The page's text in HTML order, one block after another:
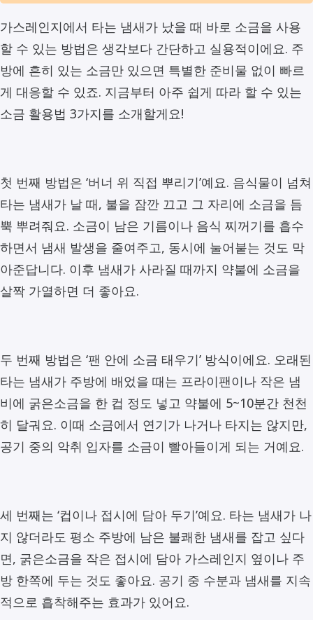
가스레인지에서 타는 냄새가 났을 때 바로 소금을 사용
할 수 있는 방법은 생각보다 간단하고 실용적이에요. 주
방에 흔히 있는 소금만 있으면 특별한 준비물 없이 빠르
게 대응할 수 있죠. 지금부터 아주 쉽게 따라 할 수 있는
소금 활용법 3가지를 소개할게요!
첫 번째 방법은 ‘버너 위 직접 뿌리기’예요. 음식물이 넘쳐
타는 냄새가 날 때, 불을 잠깐 끄고 그 자리에 소금을 듬
뿍 뿌려줘요. 소금이 남은 기름이나 음식 찌꺼기를 흡수
하면서 냄새 발생을 줄여주고, 동시에 눌어붙는 것도 막
아준답니다. 이후 냄새가 사라질 때까지 약불에 소금을
살짝 가열하면 더 좋아요.
두 번째 방법은 ‘팬 안에 소금 태우기’ 방식이에요. 오래된
타는 냄새가 주방에 배었을 때는 프라이팬이나 작은 냄
비에 굵은소금을 한 컵 정도 넣고 약불에 5~10분간 천천
히 달궈요. 이때 소금에서 연기가 나거나 타지는 않지만,
공기 중의 악취 입자를 소금이 빨아들이게 되는 거예요.
세 번째는 ‘컵이나 접시에 담아 두기’예요. 타는 냄새가 나
지 않더라도 평소 주방에 남은 불쾌한 냄새를 잡고 싶다
면, 굵은소금을 작은 접시에 담아 가스레인지 옆이나 주
방 한쪽에 두는 것도 좋아요. 공기 중 수분과 냄새를 지속
적으로 흡착해주는 효과가 있어요.